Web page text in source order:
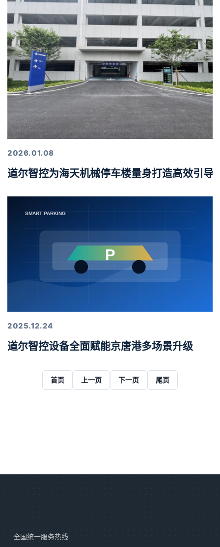
2026.01.08
道尔智控为海天机械停车楼量身打造高效引导
2025.12.24
道尔智控设备全面赋能京唐港多场景升级
首页 上一页 下一页 尾页
全国统一服务热线